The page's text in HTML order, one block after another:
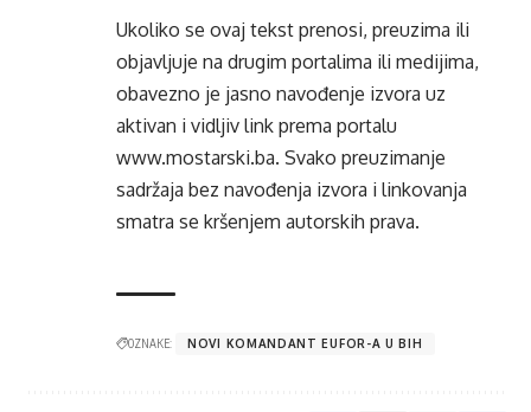
Ukoliko se ovaj tekst prenosi, preuzima ili
objavljuje na drugim portalima ili medijima,
obavezno je jasno navođenje izvora uz
aktivan i vidljiv link prema portalu
www.mostarski.ba. Svako preuzimanje
sadržaja bez navođenja izvora i linkovanja
smatra se kršenjem autorskih prava.
OZNAKE: NOVI KOMANDANT EUFOR-A U BIH